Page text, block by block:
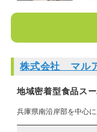
株式会社 マル
地域密着型食品ス
兵庫県南沿岸部を中心